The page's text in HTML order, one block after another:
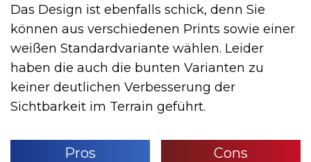
Das Design ist ebenfalls schick, denn Sie
können aus verschiedenen Prints sowie einer
weißen Standardvariante wählen. Leider
haben die auch die bunten Varianten zu
keiner deutlichen Verbesserung der
Sichtbarkeit im Terrain geführt.
Pros Cons